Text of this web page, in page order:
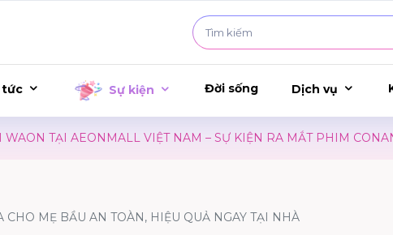
tức Sự kiện Đời sống Dịch vụ
VIỆT NAM – SỰ KIỆN RA MẮT PHIM CONAN ALDO | ĐÓN
CHO MẸ BẦU AN TOÀN, HIỆU QUẢ NGAY TẠI NHÀ